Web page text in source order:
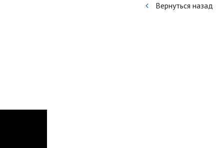
Вернуться назад